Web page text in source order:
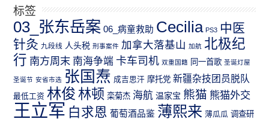
标签
03_张东岳案 06_病童救助 Cecilia PS3 中医
针灸 九段线 人头税 刑事案件 加拿大落基山 加航 北极纪
行 南方周末 南海争端 卡车司机 双重国籍 同一首歌 圣诞灯屋
圣诞节 安省市选 张国焘 成吉思汗 摩托党 新疆杂技团员脱队
最低工资 林俊 林顿 栾菊杰 海航 温家宝 熊猫 熊猫外交
王立军 白求恩 葡萄酒品鉴 薄熙来 薄瓜瓜 调查研